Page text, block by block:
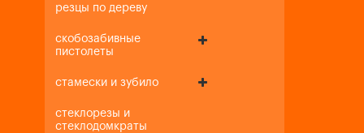
резцы по дереву
скобозабивные
пистолеты
стамески и зубило
стеклорезы и
стеклодомкраты